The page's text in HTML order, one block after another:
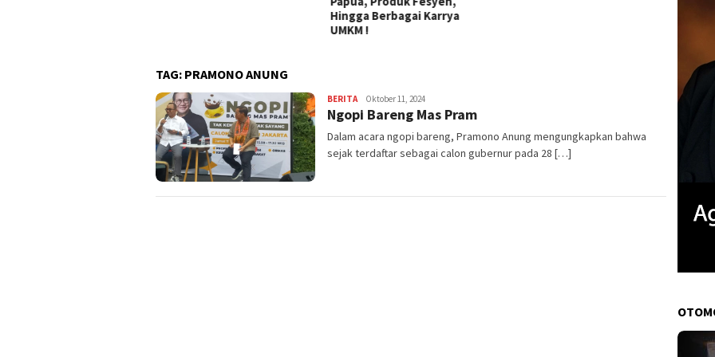
TAG: PRAMONO ANUNG
BERITAMulyadi
Elhan
Oktober 11, 2024
Ngopi Bareng Mas Pram
Dalam acara ngopi bareng, Pramono Anung mengungkapkan bahwa
sejak terdaftar sebagai calon gubernur pada 28 […]